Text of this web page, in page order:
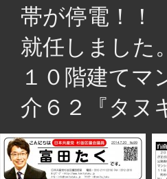
帯が停電！
就任しまし
１０階建て
介６２『タヌ